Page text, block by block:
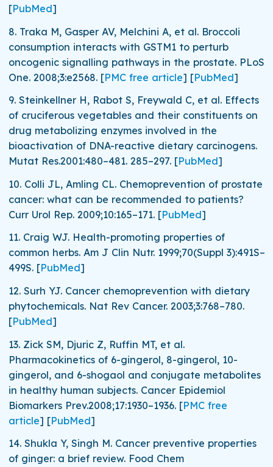
[PubMed]
8. Traka M, Gasper AV, Melchini A, et al. Broccoli
consumption interacts with GSTM1 to perturb
oncogenic signalling pathways in the prostate. PLoS
One. 2008;3:e2568. [PMC free article] [PubMed]
9. Steinkellner H, Rabot S, Freywald C, et al. Effects
of cruciferous vegetables and their constituents on
drug metabolizing enzymes involved in the
bioactivation of DNA-reactive dietary carcinogens.
Mutat Res.2001:480–481. 285–297. [PubMed]
10. Colli JL, Amling CL. Chemoprevention of prostate
cancer: what can be recommended to patients?
Curr Urol Rep. 2009;10:165–171. [PubMed]
11. Craig WJ. Health-promoting properties of
common herbs. Am J Clin Nutr. 1999;70(Suppl 3):491S–
499S. [PubMed]
12. Surh YJ. Cancer chemoprevention with dietary
phytochemicals. Nat Rev Cancer. 2003;3:768–780.
[PubMed]
13. Zick SM, Djuric Z, Ruffin MT, et al.
Pharmacokinetics of 6-gingerol, 8-gingerol, 10-
gingerol, and 6-shogaol and conjugate metabolites
in healthy human subjects. Cancer Epidemiol
Biomarkers Prev.2008;17:1930–1936. [PMC free
article] [PubMed]
14. Shukla Y, Singh M. Cancer preventive properties
of ginger: a brief review. Food Chem